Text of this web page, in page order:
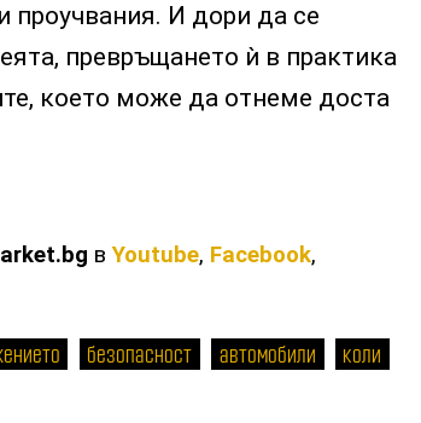
проучвания. И дори да се
превръщането ѝ в практика
което може да отнеме доста
вYoutube, Facebook,
безопасност автомобили коли